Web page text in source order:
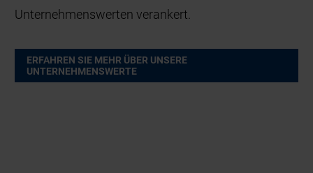
Unternehmenswerten verankert.
ERFAHREN SIE MEHR ÜBER UNSERE
UNTERNEHMENSWERTE